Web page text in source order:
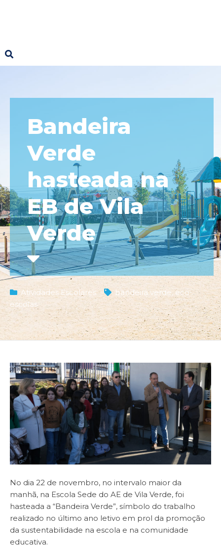
Bandeira
Verde
hasteada na
EB de Vila
Verde
Atividades Escolares bandeira verde,eco-
escolas
No dia 22 de novembro, no intervalo maior da
manhã, na Escola Sede do AE de Vila Verde, foi
hasteada a “Bandeira Verde”, símbolo do trabalho
realizado no último ano letivo em prol da promoção
da sustentabilidade na escola e na comunidade
educativa.